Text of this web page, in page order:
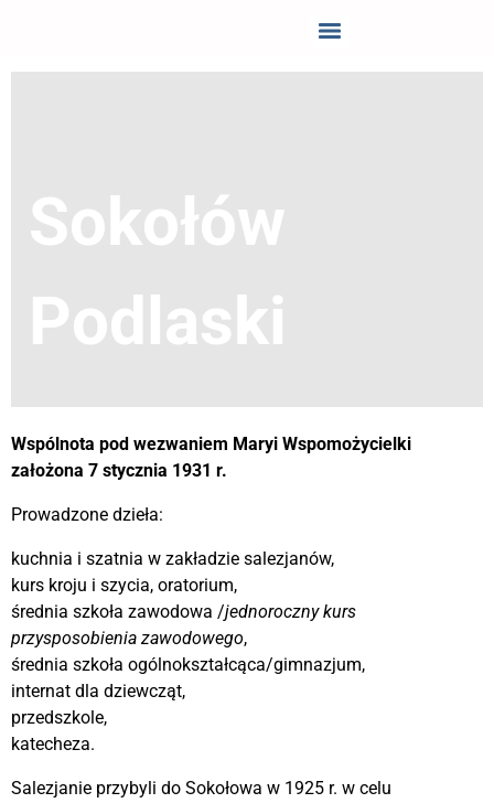
Sokołów
Podlaski
Wspólnota pod wezwaniem Maryi Wspomożycielki
założona 7 stycznia 1931 r.
Prowadzone dzieła:
kuchnia i szatnia w zakładzie salezjanów,
kurs kroju i szycia, oratorium,
średnia szkoła zawodowa /jednoroczny kurs
przysposobienia zawodowego,
średnia szkoła ogólnokształcąca/gimnazjum,
internat dla dziewcząt,
przedszkole,
katecheza.
Salezjanie przybyli do Sokołowa w 1925 r. w celu